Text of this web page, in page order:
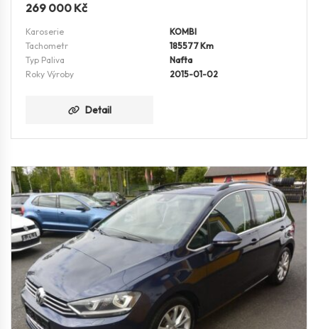
269 000 Kč
Karoserie
KOMBI
Tachometr
185577 Km
Typ Paliva
Nafta
Roky Výroby
2015-01-02
Detail